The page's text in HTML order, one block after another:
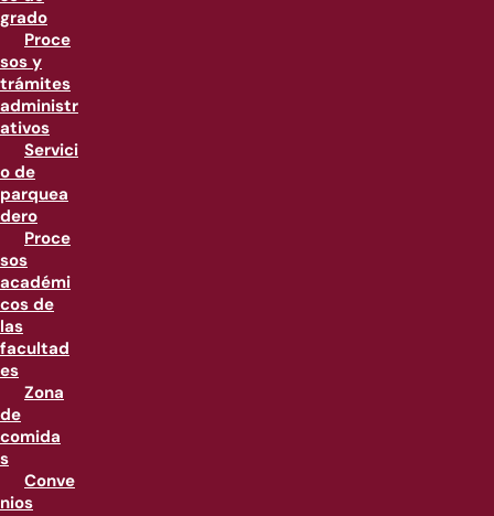
grado
Proce
sos y
trámites
administr
ativos
Servici
o de
parquea
dero
Proce
sos
académi
cos de
las
facultad
es
Zona
de
comida
s
Conve
nios